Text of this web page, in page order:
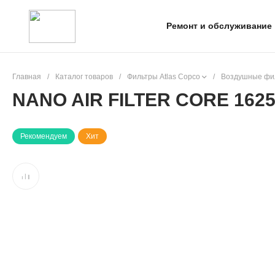
Ремонт и обслуживание
Главная / Каталог товаров / Фильтры Atlas Copco / Воздушные
NANO AIR FILTER CORE
Рекомендуем Хит